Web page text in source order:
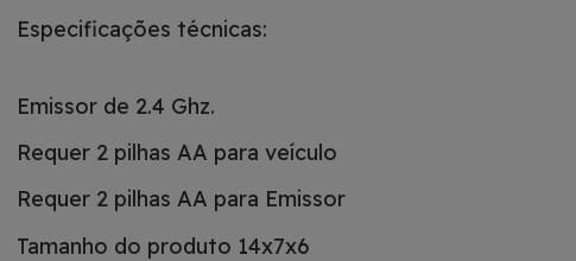
Especificações técnicas:
Emissor de 2.4 Ghz.
Requer 2 pilhas AA para veículo
Requer 2 pilhas AA para Emissor
Tamanho do produto 14x7x6